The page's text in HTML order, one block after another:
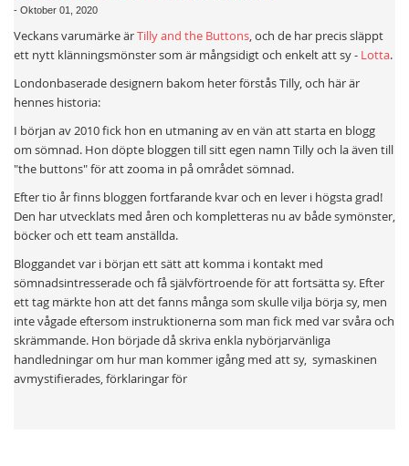
- Oktober 01, 2020
Veckans varumärke ärTilly and the Buttons, och de har precis släppt
ett nytt klänningsmönster som är mångsidigt och enkelt att sy - Lotta.
Londonbaserade designern bakom heter förstås Tilly, och här är
hennes historia:
I början av 2010 fick hon en utmaning av en vän att starta en blogg
om sömnad. Hon döpte bloggen till sitt egen namn Tilly och la även till
"the buttons" för att zooma in på området sömnad.
Efter tio år finns bloggen fortfarande kvar och en lever i högsta grad!
Den har utvecklats med åren och kompletteras nu av både symönster,
böcker och ett team anställda.
Bloggandet var i början ett sätt att komma i kontakt med
sömnadsintresserade och få självförtroende för att fortsätta sy. Efter
ett tag märkte hon att det fanns många som skulle vilja börja sy, men
inte vågade eftersom instruktionerna som man fick med var svåra och
skrämmande. Hon började då skriva enkla nybörjarvänliga
handledningar om hur man kommer igång med att sy, symaskinen
avmystifierades, förklaringar för